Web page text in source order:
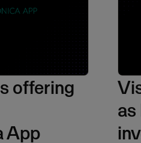
offering
App
as